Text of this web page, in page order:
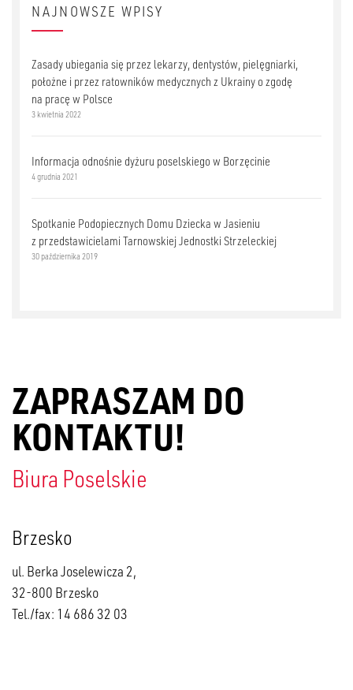
NAJNOWSZE WPISY
Zasady ubiegania się przez lekarzy, dentystów, pielęgniarki,
położne i przez ratowników medycznych z Ukrainy o zgodę
na pracę w Polsce
3 kwietnia 2022
Informacja odnośnie dyżuru poselskiego w Borzęcinie
4 grudnia 2021
Spotkanie Podopiecznych Domu Dziecka w Jasieniu
z przedstawicielami Tarnowskiej Jednostki Strzeleckiej
30 października 2019
ZAPRASZAM DO
KONTAKTU!
Biura Poselskie
Brzesko
ul. Berka Joselewicza 2,
32-800 Brzesko
Tel./fax: 14 686 32 03